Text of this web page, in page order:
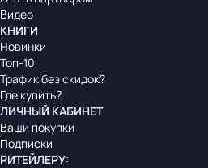
Видео
КНИГИ
Новинки
Топ-10
Трафик без скидок?
Где купить?
ЛИЧНЫЙ КАБИНЕТ
Ваши покупки
Подписки
РИТЕЙЛЕРУ: